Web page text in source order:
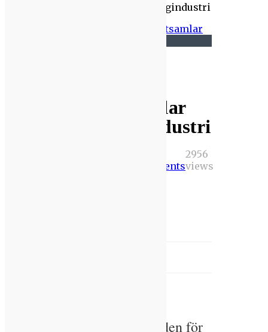
kraftsamlar för cirkulär byggindustri
Högskola kraftsamlar
för cirkulär byggindustri
Comments
2956
views
Högskola, LTH, profilområden för